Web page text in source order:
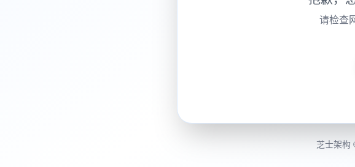
请检查
芝士架构